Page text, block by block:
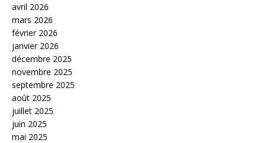
avril 2026
mars 2026
février 2026
janvier 2026
décembre 2025
novembre 2025
septembre 2025
août 2025
juillet 2025
juin 2025
mai 2025